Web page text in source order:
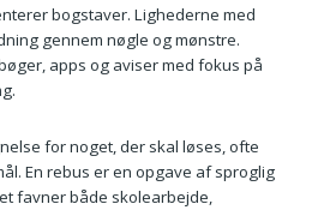
bogstaver. Lighederne med
gennem nøgle og mønstre.
apps og aviser med fokus på
for noget, der skal løses, ofte
En rebus er en opgave af sproglig
favner både skolearbejde,